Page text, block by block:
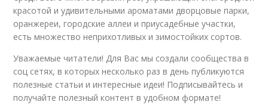
красотой и удивительными ароматами дворцовые парки,
оранжереи, городские аллеи и приусадебные участки,
есть множество неприхотливых и зимостойких сортов.
Уважаемые читатели! Для Вас мы создали сообщества в
соц сетях, в которых несколько раз в день публикуются
полезные статьи и интересные идеи! Подписывайтесь и
получайте полезный контент в удобном формате!